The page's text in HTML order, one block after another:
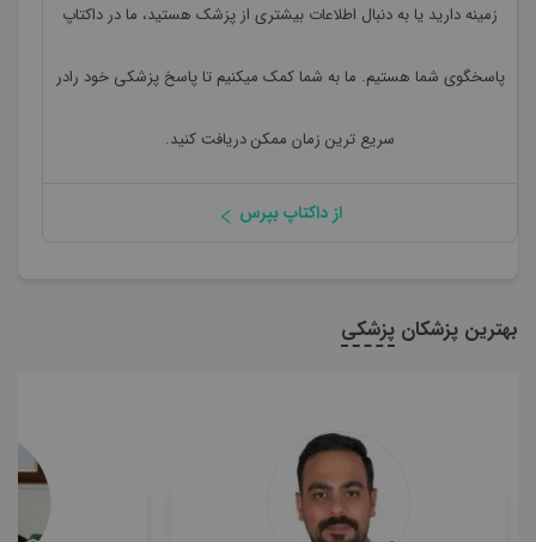
زمینه دارید یا به دنبال اطلاعات بیشتری از پزشک هستید، ما در داکتاپ
پاسخگوی شما هستیم. ما به شما کمک میکنیم تا پاسخ پزشکی خود رادر
سریع ترین زمان ممکن دریافت کنید.
از داکتاپ بپرس
بهترین پزشکان پزشکی